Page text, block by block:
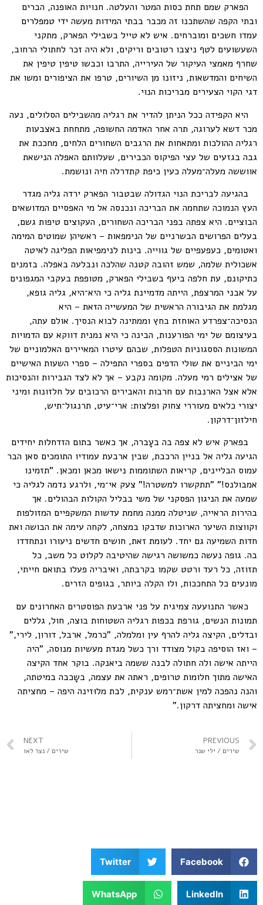
הפארק שמם תחת כסות המטר והעלטה. חנויות האופנה, הברים
ובתי הקפה שהשתכנו זה מכבר בבתי המידות מעשה ידי טמפלרים
עמדו חשכים ומוברחים. איש לא טייל בשבילי הפארק, מתקני
השעשועים לטף ניצבו רטובים וריקים, ולא היה זכר לחתולי הרחוב,
שחרף מאמצי העיקור של העירייה, התרבו וכבשו טיפין טיפין את
השיחים והמדשאות, ניזונו מן השיורים, טרפו את הציפורים ומשו את
דגי הקוי הצעירים מבריכות הנוי.
היא הקפידה ככל הניתן להדיר את רגליה מהשבילים הסלולים, נעה
מכר דשא לערוגה, תרה אחר האדמה החשופה, מתחחת באצבעות
רגליה ההולכות ומתאחות את הרגבים השחורים הלחים, מחככת את
גבה בגזעים של עצי הפיקוס הכבירים, שעלוותם האפלה הנישאת
אווששה מעלה־מעלה כעין כיפת קתדרלה חיה ונושמת.
בהגיעה לבריכת הנוי הגדולה שבטבור הפארק ירדה גליה מגדר
העץ הנמוכה שתחמה את הבריכה ונכנסה אל מי האפסיים המדושאים
הבוציים. היא צפתה בפני הבריכה השחורים, העקוצים טיפות גשם,
בעלים הפרושים הבשרניים של הנימפאות – ראשיהן שמוטים המימה
ואטומים, כעפעפיים של גווייה. בינות לנימפיאות הפליגה לאיטה
אשכולית שלמה, שמש זהובה קטנה שהלכה ונבלעה באפלה. בזמנים
כתיקונם, עת חלפה ביעף בשבילי הפארק, מטופפת בעקבי המגפונים
על אבני המרצפת, הייתה מדמיינת גליה כי היא־היא, גליה גופא,
מגלמת את הגיבורה הראשית של המעשייה הזאת – היא
הנסיכה־צפרדע האוחזת בחץ וממתינה לבוא הנסיך. אולם עתה,
בעיצומם של ימי הפורענות, הבינה כי היא נמנית דווקא עם הדמויות
המשונות הססגוניות הטפלות, שבהם עיטרו המאיירים האלמוניים של
ימי הביניים את שולי הדפים בספרי התפילה – ספרי השעות האישיים
של אצילים רמי מעלה. מקומה נקבע – אך לא לצד הגבירות והנסיכות
אלא אצל הארנבות עם חרבות והאבירים הרכובים על חלזונות ומיני
יצורי כלאים מעוררי צחוק ופלצות: ארי־עיט, תרנגול־תיש,
חילזון־דרקון.
בפארק איש לא צפה בה בעָברה, אך כאשר בתום הזדחלות יחידים
הגיעה גליה אל בניין הרכבת, שבין ארבעת עמודיו התומכים סאן הבר
עמוס הבליינים, קריאות השתוממות נישאו מכאן ומכאן. "תזמינו
אמבולנס!" "תתקשרו למשטרה!" צעק אי־מי, ולרגע נדמה לגליה כי
שמעה את הניגון הפסקני של משי בבליל הקולות הבהולים. אך
בהירות הראייה, שניטלה ממנה מחמת עדשות המשקפיים המזולפות
וקווצות השיער הארוכות שדבקו במצחה, לקחה עימה את הבושה ואת
חדות השמיעה גם יחד. לעומת זאת, חושים חדשים ניעורו ונתחדדו
בה. גופה נעשה כמשושה רגישה שהיטיבה לקלוט כל משב, כל
תזוזה, כל רעד ורטט שקמו בקרבתה, ואיבריה פעלו בתואם חייתי,
מונעים כל התחככות, ולו הקלה ביותר, בגופים הזרים.
כאשר התנועעה צמיגית על פני ארבעת הפוסטרים האחרונים עם
תמונות הנשים, גורפת בכפות רגליה השטוחות בוצה, חול, גללים
ובדלים, הקיצה גליה להרף עין ומלמלה, "כרמל, ארבל, דורון, לירי,"
– ואז הוסיפה בקול מצודד ורך כשל מגדת מעשיות מנוסה, "היה
הייתה אישה ולה חתולה לבנה ששמה ביאנקה. בוקר אחד הקיצה
האישה מתוך חלומות טרופים, ראתה את עצמה, בשָכבה במיטתה,
והנה נהפכה למין אשת־רמש ענקית, לבת מלוּזינה היפה – מחציתה
אישה ומחציתה דרקון."
PREVIOUS
שירים / ילי שנר
NEXT
שירים / נצר לאו
Facebook
Twitter
LinkedIn
WhatsApp